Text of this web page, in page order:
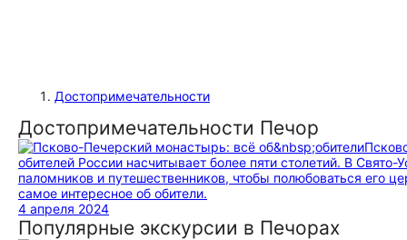
Достопримечательности
Достопримечательности Печор
обителей России насчитывает более пяти столетий. В
паломников и путешественников, чтобы полюбоваться его
самое интересное об обители.
4 апреля 2024
Популярные экскурсии в Печорах